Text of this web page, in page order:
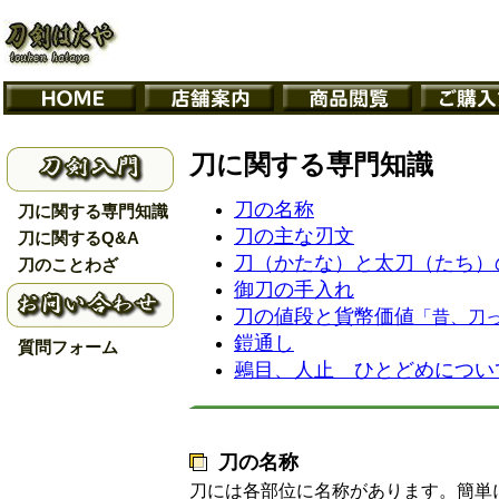
刀に関する専門知識
刀に関するQ&A
刀のことわざ
質問フォーム
刀に関する専門知識
刀の名称
刀の主な刃文
刀（かたな）と太刀（たち
御刀の手入れ
刀の値段と貨幣価値 「昔、刀
鎧通し
鵐目、人止 ひとどめについ
刀の名称
刀には各部位に名称があります。簡